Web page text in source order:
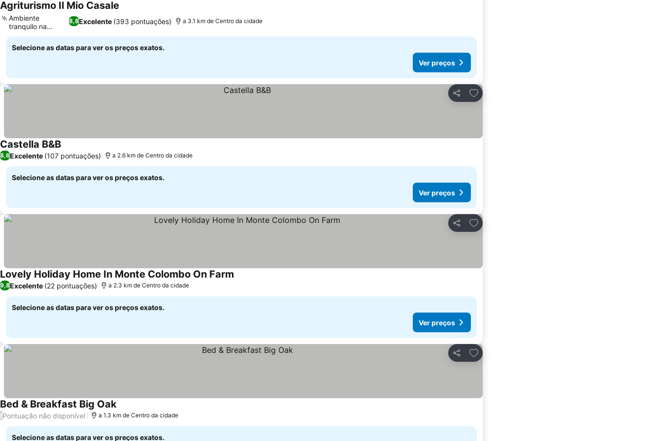
Agriturismo Il Mio Casale
8,8Excelente (393 pontuações)
Ambiente
tranquilo na
encosta
a 3.1 km de Centro da cidade
Selecione as datas para ver os preços exatos.
Ver preços
Partilhar
Adicionar aos favoritos
Castella B&B
8,6Excelente (107 pontuações) a 2.6 km de Centro da cidade
Selecione as datas para ver os preços exatos.
Ver preços
Partilhar
Adicionar aos favoritos
Lovely Holiday Home In Monte Colombo On Farm
9,8Excelente (22 pontuações) a 2.3 km de Centro da cidade
Selecione as datas para ver os preços exatos.
Ver preços
Partilhar
Adicionar aos favoritos
Bed & Breakfast Big Oak
/Pontuação não disponível a 1.3 km de Centro da cidade
Selecione as datas para ver os preços exatos.